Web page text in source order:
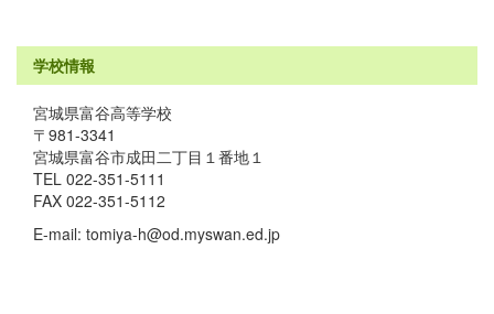
学校情報
宮城県富谷高等学校
〒981-3341
宮城県富谷市成田二丁目１番地１
TEL 022-351-5111
FAX 022-351-5112
E-mail: tomiya-h@od.myswan.ed.jp